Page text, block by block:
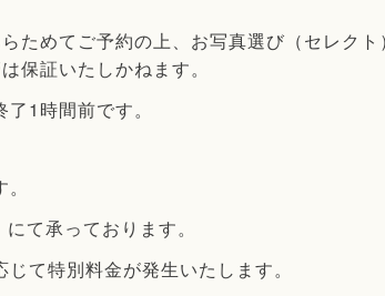
めてご予約の上、お写真選び（セレク
保証いたしかねます。
1時間前です。
て承っております。
て特別料金が発生いたします。